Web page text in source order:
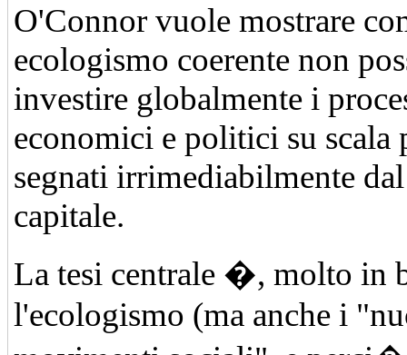
O'Connor vuole mostrare
ecologismo coerente non
investire globalmente i
economici e politici su scala
segnati irrimediabilmente
capitale.
La tesi centrale �, molto in
l'ecologismo (ma anche i